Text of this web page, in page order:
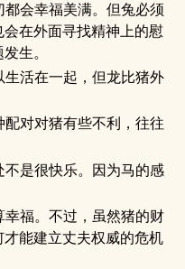
会幸福美满。但兔必须
在外面寻找精神上的慰
生。
活在一起，但龙比猪外
对对猪有些不利，往往
是很快乐。因为马的感
福。不过，虽然猪的财
能建立丈夫权威的危机